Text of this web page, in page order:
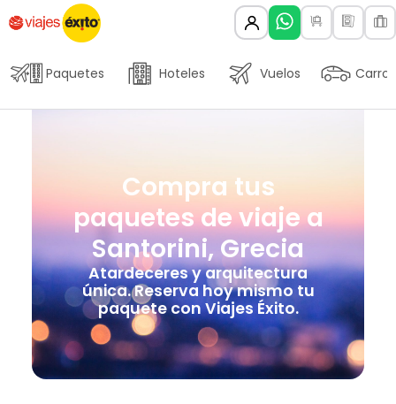
Paquetes Hoteles Vuelos Carros
Compra tus
paquetes de viaje a
Santorini, Grecia
Atardeceres y arquitectura
única. Reserva hoy mismo tu
paquete con Viajes Éxito.